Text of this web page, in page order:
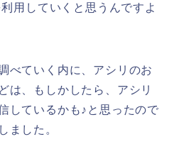
用していくと思うんですよ
べていく内に、アシリのお
は、もしかしたら、アシリ
しているかも♪と思ったので
ました。